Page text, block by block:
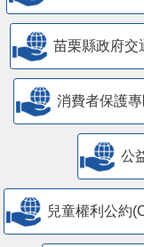
苗栗縣政府交
消費者保護專
公
兒童權利公約